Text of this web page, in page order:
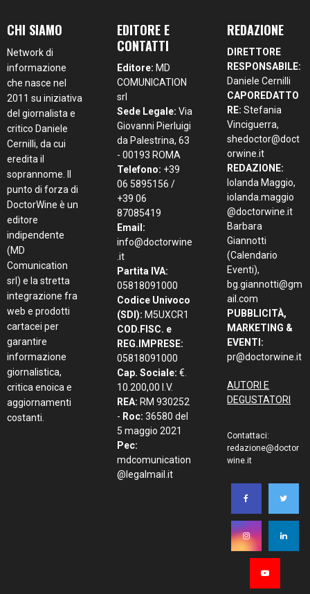
CHI SIAMO
Network di
informazione
che nasce nel
2011 su iniziativa
del giornalista e
critico Daniele
Cernilli, da cui
eredita il
soprannome. Il
punto di forza di
DoctorWine è un
editore
indipendente
(MD
Comunication
srl) e la stretta
integrazione fra
web e prodotti
cartacei per
garantire
informazione
giornalistica,
critica enoica e
aggiornamenti
costanti.
EDITORE E
CONTATTI
Editore: MD
COMUNICATION
srl
Sede Legale: Via
Giovanni Pierluigi
da Palestrina, 63
- 00193 ROMA
Telefono: +39
06 5895156 /
+39 06
87085419
Email:
info@doctorwine
.it
Partita IVA:
05818091000
Codice Univoco
(SDI): M5UXCR1
COD.FISC. e
REG.IMPRESE:
05818091000
Cap. Sociale: €.
10.200,00 I.V.
REA: RM 930252
- Roc: 36580 del
5 maggio 2021
Pec:
mdcomunication
@legalmail.it
REDAZIONE
DIRETTORE
RESPONSABILE:
Daniele Cernilli
CAPOREDATTO
RE: Stefania
Vinciguerra,
shedoctor@doct
orwine.it
REDAZIONE:
Iolanda Maggio,
iolanda.maggio
@doctorwine.it
Barbara
Giannotti
(Calendario
Eventi),
bg.giannotti@gm
ail.com
PUBBLICITÀ,
MARKETING &
EVENTI:
pr@doctorwine.it
AUTORI E
DEGUSTATORI
Contattaci:
redazione@doctor
wine.it